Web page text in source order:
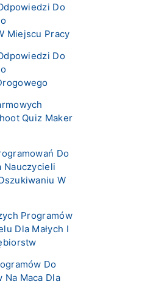
Do
Miejscu Pracy
Do
Quiz Maker
Do
Nauczycieli
W
Programów
Dla Małych I
Do
Na Maca Dla